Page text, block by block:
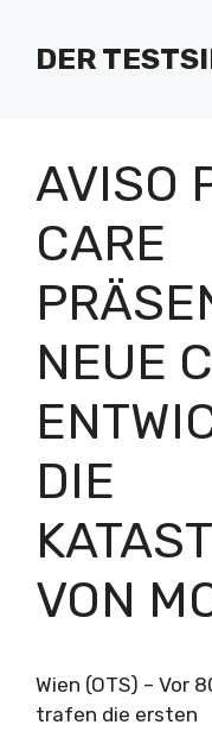
Inhalt
springen
DER
AVISO
CARE
NEUE
DIE
VON
Wien (OTS) – Vor
trafen die ersten